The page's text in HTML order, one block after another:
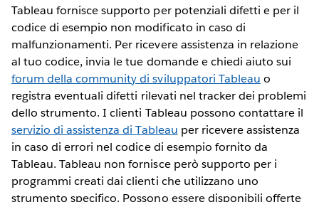
Tableau fornisce supporto per potenziali difetti e per il
codice di esempio non modificato in caso di
malfunzionamenti. Per ricevere assistenza in relazione
al tuo codice, invia le tue domande e chiedi aiuto sui
forum della community di sviluppatori Tableau o
registra eventuali difetti rilevati nel tracker dei problemi
dello strumento. I clienti Tableau possono contattare il
servizio di assistenza di Tableau per ricevere assistenza
in caso di errori nel codice di esempio fornito da
Tableau. Tableau non fornisce però supporto per i
programmi creati dai clienti che utilizzano uno
strumento specifico. Possono essere disponibili offerte